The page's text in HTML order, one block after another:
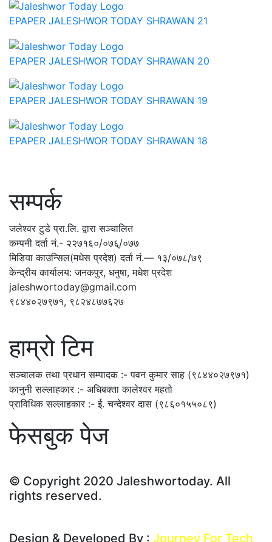
EPAPER JALESHWOR TODAY SHRAWAN 21
EPAPER JALESHWOR TODAY SHRAWAN 20
EPAPER JALESHWOR TODAY SHRAWAN 19
EPAPER JALESHWOR TODAY SHRAWAN 18
सम्पर्क
जलेश्वर टुडे प्रा.लि. द्वारा सञ्चालित
कम्पनी दर्ता नं.- २२७१६०/०७६्/०७७
मिडिया काउन्सिल(मधेस प्रदेश) दर्ता नं.— १३/०७८/७९
केन्द्रीय कार्यालय: जनकपुर, धनुषा, मधेश प्रदेश
jaleshwortoday@gmail.com
९८४४०२७९७१, ९८२४८७७६२७
हाम्रो टिम
सञ्चालक तथा प्रधान सम्पादक :- पवन कुमार साह (९८४४०२७९७१)
कानुनी सल्लाहकार :- अधिबक्ता कालेश्वर महतो
प्राविधिक सल्लाहकार :- ई. चन्देश्वर दास (९८६०१५५०८९)
फेसबुक पेज
© Copyright 2020 Jaleshwortoday. All
rights reserved.
Design & Developed By : Journey For Tech